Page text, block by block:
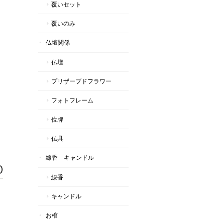
覆いセット
覆いのみ
仏壇関係
仏壇
プリザーブドフラワー
フォトフレーム
位牌
仏具
線香 キャンドル
線香
キャンドル
お棺